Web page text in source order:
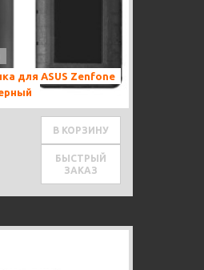
для ASUS Zenfone
В КОРЗИНУ
БЫСТРЫЙ
ЗАКАЗ